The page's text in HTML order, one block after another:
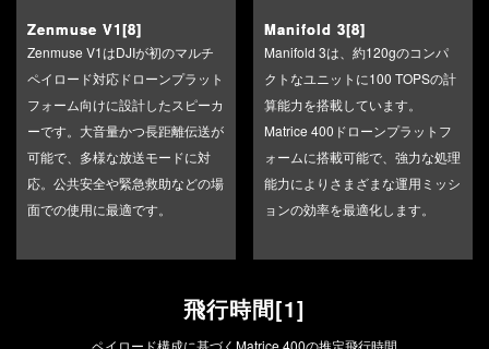
Zenmuse V1[8]
Zenmuse V1はDJIが初のマルチ
ペイロード対応ドローンプラット
フォーム向けに設計したスピーカ
ーです。大音量かつ長距離伝送が
可能で、多様な放送モードに対
応。公共安全や緊急救助などの場
面での使用に最適です。
Manifold 3[8]
Manifold 3は、約120gのコンパ
クトなユニットに100 TOPSの計
算能力を搭載しています。
Matrice 400ドローンプラットフ
ォームに搭載可能で、強力な処理
能力によりさまざまな運用ミッシ
ョンの効率を最適化します。
飛行時間[1]
ペイロード構成に基づくMatrice 400の推定飛行時間